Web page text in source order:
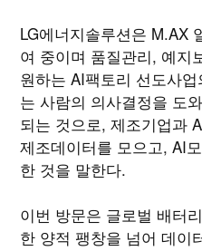
LG에너지솔루션은 M.AX
여 중이며 품질관리, 예지
원하는 AI팩토리 선도사
는 사람의 의사결정을 도
되는 것으로, 제조기업과
제조데이터를 모으고, AI
한 것을 말한다.
이번 방문은 글로벌 배터
한 양적 팽창을 넘어 데이